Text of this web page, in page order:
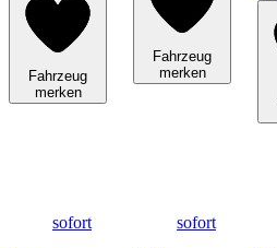
Fahrzeug
merken
Fahrzeug
merken
sofort
sofort